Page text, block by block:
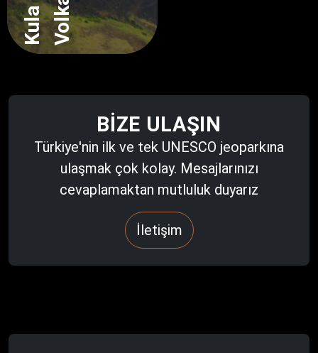
BIZE ULAŞIN
Türkiye'nin ilk ve tek UNESCO jeoparkına
ulaşmak çok kolay. Mesajlarınızı
cevaplamaktan mutluluk duyarız
İletişim